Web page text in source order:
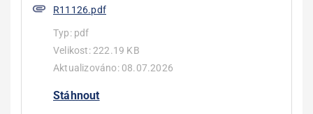
R11126.pdf
Typ: pdf
Velikost:222.19 KB
Aktualizováno: 08.07.2026
Stáhnout